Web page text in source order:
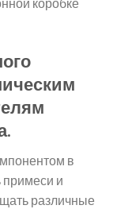
в
примеси и
различные